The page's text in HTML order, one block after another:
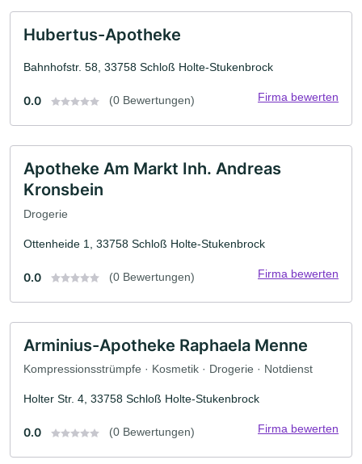
Hubertus-Apotheke
Bahnhofstr. 58, 33758 Schloß Holte-Stukenbrock
0.0 (0 Bewertungen) Firma bewerten
Apotheke Am Markt Inh. Andreas
Kronsbein
Drogerie
Ottenheide 1, 33758 Schloß Holte-Stukenbrock
0.0 (0 Bewertungen) Firma bewerten
Arminius-Apotheke Raphaela Menne
Kompressionsstrümpfe · Kosmetik · Drogerie · Notdienst
Holter Str. 4, 33758 Schloß Holte-Stukenbrock
0.0 (0 Bewertungen) Firma bewerten